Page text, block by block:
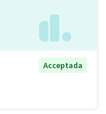
Acceptada